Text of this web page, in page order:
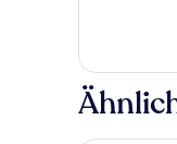
anzeigen
Double
Or
Twin